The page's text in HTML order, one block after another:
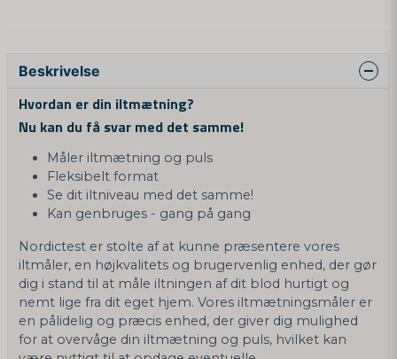
Beskrivelse
Hvordan er din iltmætning?
Nu kan du få svar med det samme!
Måler iltmætning og puls
Fleksibelt format
Se dit iltniveau med det samme!
Kan genbruges - gang på gang
Nordictest er stolte af at kunne præsentere vores
iltmåler, en højkvalitets og brugervenlig enhed, der gør
dig i stand til at måle iltningen af ​​dit blod hurtigt og
nemt lige fra dit eget hjem. Vores iltmætningsmåler er
en pålidelig og præcis enhed, der giver dig mulighed
for at overvåge din iltmætning og puls, hvilket kan